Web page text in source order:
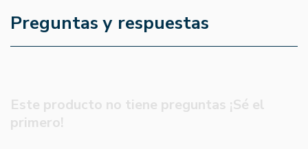
Preguntas y respuestas
Este producto no tiene preguntas ¡Sé el
primero!